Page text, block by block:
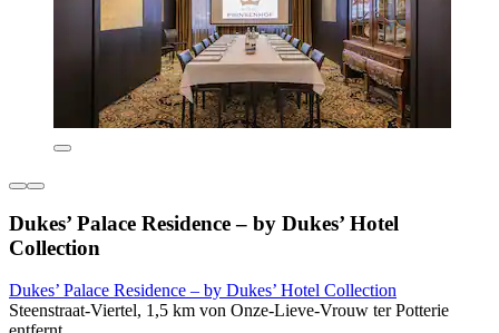
Dukes’ Palace Residence – by Dukes’ Hotel
Collection
Dukes’ Palace Residence – by Dukes’ Hotel Collection
Steenstraat-Viertel, 1,5 km von Onze-Lieve-Vrouw ter Potterie